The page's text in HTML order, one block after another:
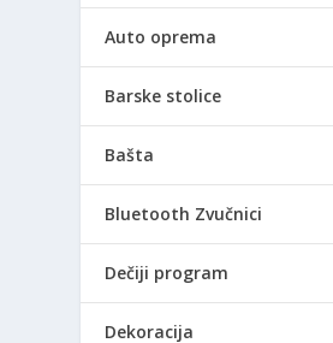
Auto oprema
Barske stolice
Bašta
Bluetooth Zvučnici
Dečiji program
Dekoracija